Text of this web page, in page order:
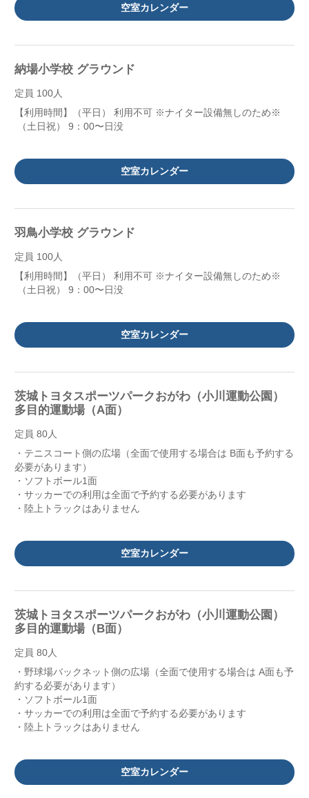
空室カレンダー
納場小学校 グラウンド
定員 100人
【利用時間】（平日） 利用不可 ※ナイター設備無しのため※
（土日祝） 9：00〜日没
空室カレンダー
羽鳥小学校 グラウンド
定員 100人
【利用時間】（平日） 利用不可 ※ナイター設備無しのため※
（土日祝） 9：00〜日没
空室カレンダー
茨城トヨタスポーツパークおがわ（小川運動公園）
多目的運動場（A面）
定員 80人
・テニスコート側の広場（全面で使用する場合は B面も予約する
必要があります）
・ソフトボール1面
・サッカーでの利用は全面で予約する必要があります
・陸上トラックはありません
空室カレンダー
茨城トヨタスポーツパークおがわ（小川運動公園）
多目的運動場（B面）
定員 80人
・野球場バックネット側の広場（全面で使用する場合は A面も予
約する必要があります）
・ソフトボール1面
・サッカーでの利用は全面で予約する必要があります
・陸上トラックはありません
空室カレンダー